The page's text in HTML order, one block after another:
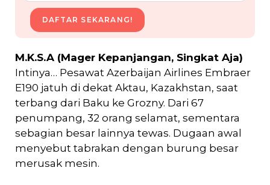
DAFTAR SEKARANG!
M.K.S.A (Mager Kepanjangan, Singkat Aja)
Intinya… Pesawat Azerbaijan Airlines Embraer
E190 jatuh di dekat Aktau, Kazakhstan, saat
terbang dari Baku ke Grozny. Dari 67
penumpang, 32 orang selamat, sementara
sebagian besar lainnya tewas. Dugaan awal
menyebut tabrakan dengan burung besar
merusak mesin.